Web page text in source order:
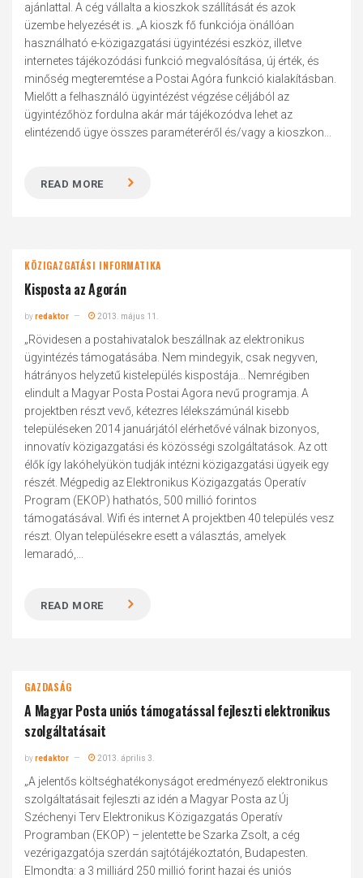
ajánlattal. A cég vállalta a kioszkok szállítását és azok
üzembe helyezését is. „A kioszk fő funkciója önállóan
használható e-közigazgatási ügyintézési eszköz, illetve
internetes tájékozódási funkció megvalósítása, új érték, és
minőség megteremtése a Postai Agóra funkció kialakításban.
Mielőtt a felhasználó ügyintézést végzése céljából az
ügyintézőhöz fordulna akár már tájékozódva lehet az
elintézendő ügye összes paraméteréről és/vagy a kioszkon...
READ MORE
KÖZIGAZGATÁSI INFORMATIKA
Kisposta az Agorán
byredaktor 2013. május 11.
„Rövidesen a postahivatalok beszállnak az elektronikus
ügyintézés támogatásába. Nem mindegyik, csak negyven,
hátrányos helyzetű kistelepülés kispostája... Nemrégiben
elindult a Magyar Posta Postai Agora nevű programja. A
projektben részt vevő, kétezres lélekszámúnál kisebb
településeken 2014 januárjától elérhetővé válnak bizonyos,
innovatív közigazgatási és közösségi szolgáltatások. Az ott
élők így lakóhelyükön tudják intézni közigazgatási ügyeik egy
részét. Mégpedig az Elektronikus Közigazgatás Operatív
Program (EKOP) hathatós, 500 millió forintos
támogatásával. Wifi és internet A projektben 40 település vesz
részt. Olyan településekre esett a választás, amelyek
lemaradó,...
READ MORE
GAZDASÁG
A Magyar Posta uniós támogatással fejleszti elektronikus
szolgáltatásait
byredaktor 2013. április 3.
„A jelentős költséghatékonyságot eredményező elektronikus
szolgáltatásait fejleszti az idén a Magyar Posta az Új
Széchenyi Terv Elektronikus Közigazgatás Operatív
Programban (EKOP) – jelentette be Szarka Zsolt, a cég
vezérigazgatója szerdán sajtótájékoztatón, Budapesten.
Elmondta: a 3 milliárd 250 millió forint hazai és uniós